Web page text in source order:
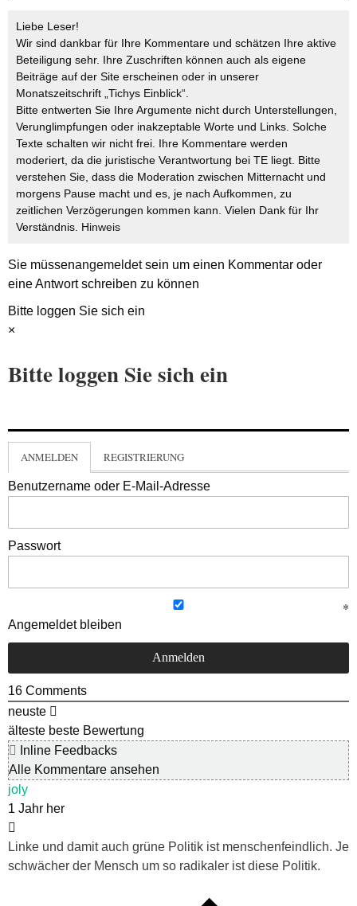
Liebe Leser!
Wir sind dankbar für Ihre Kommentare und schätzen Ihre aktive
Beteiligung sehr. Ihre Zuschriften können auch als eigene
Beiträge auf der Site erscheinen oder in unserer
Monatszeitschrift „Tichys Einblick“.
Bitte entwerten Sie Ihre Argumente nicht durch Unterstellungen,
Verunglimpfungen oder inakzeptable Worte und Links. Solche
Texte schalten wir nicht frei. Ihre Kommentare werden
moderiert, da die juristische Verantwortung bei TE liegt. Bitte
verstehen Sie, dass die Moderation zwischen Mitternacht und
morgens Pause macht und es, je nach Aufkommen, zu
zeitlichen Verzögerungen kommen kann. Vielen Dank für Ihr
Verständnis. Hinweis
Sie müssenangemeldetsein um einen Kommentar oder
eine Antwort schreiben zu können
Bitte loggen Sie sich ein
×
Bitte loggen Sie sich ein
ANMELDEN REGISTRIERUNG
Benutzername oder E-Mail-Adresse
Passwort
Angemeldet bleiben
16 Comments
neuste
älteste beste Bewertung
Inline Feedbacks
Alle Kommentare ansehen
joly
1 Jahr her
Linke und damit auch grüne Politik ist menschenfeindlich. Je
schwächer der Mensch um so radikaler ist diese Politik.